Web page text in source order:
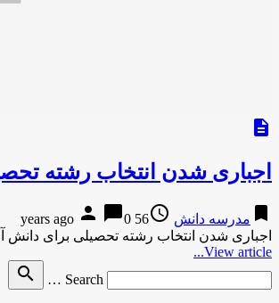
description
اجباری شدن انتخاب رشته
bookmark مدرسه دانش access_time
56 years ago
person chat_bubble0
اجباری شدن انتخاب رشته تحصیلی برای دانش آموزان پایه دهممیزان-34 دقیقه پیش اجباری
View article...
Search …
search